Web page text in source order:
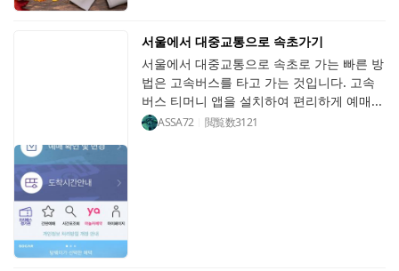
서울에서 대중교통으로 속초가기
서울에서 대중교통으로 속초로 가는 빠른 방
법은 고속버스를 타고 가는 것입니다. 고속
버스 티머니 앱을 설치하여 편리하게 예매...
ASSA72 閲覧数3121